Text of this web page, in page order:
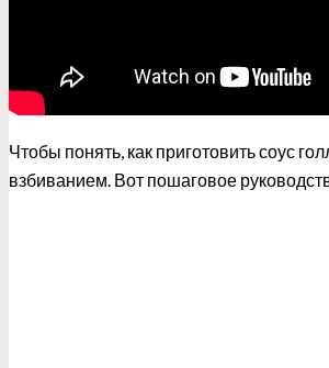
Чтобы понять, как приготовить соус
взбиванием. Вот пошаговое